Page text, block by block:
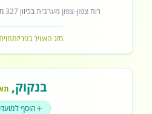
רוח צפון-צפון מערביתבכיוון327
מזג האוויר בפריז
בנקוק,
הוסף